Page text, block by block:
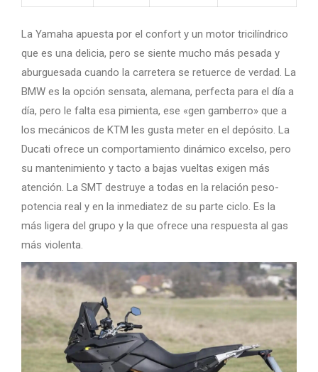
La Yamaha apuesta por el confort y un motor tricilíndrico
que es una delicia, pero se siente mucho más pesada y
aburguesada cuando la carretera se retuerce de verdad. La
BMW es la opción sensata, alemana, perfecta para el día a
día, pero le falta esa pimienta, ese «gen gamberro» que a
los mecánicos de KTM les gusta meter en el depósito. La
Ducati ofrece un comportamiento dinámico excelso, pero
su mantenimiento y tacto a bajas vueltas exigen más
atención. La SMT destruye a todas en la relación peso-
potencia real y en la inmediatez de su parte ciclo. Es la
más ligera del grupo y la que ofrece una respuesta al gas
más violenta.